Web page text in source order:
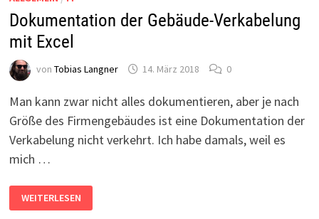
Dokumentation der Gebäude-Verkabelung
mit Excel
von Tobias Langner 14. März 2018 0
Man kann zwar nicht alles dokumentieren, aber je nach
Größe des Firmengebäudes ist eine Dokumentation der
Verkabelung nicht verkehrt. Ich habe damals, weil es
mich …
DOKUMENTATION
DER
GEBÄUDE-
WEITERLESEN